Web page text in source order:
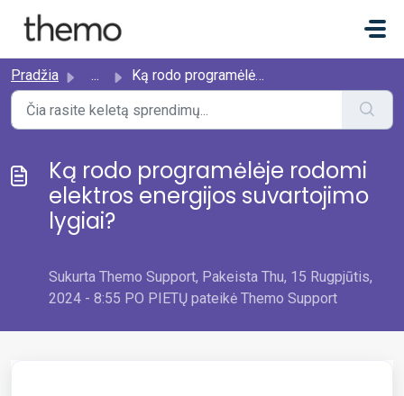
Pradžia ... Ką rodo programėlėje rodomi elektros energijos suvartojim...
Ką rodo programėlėje rodomi
elektros energijos suvartojimo
lygiai?
Sukurta Themo Support, Pakeista Thu, 15 Rugpjūtis,
2024 - 8:55 PO PIETŲ pateikė Themo Support